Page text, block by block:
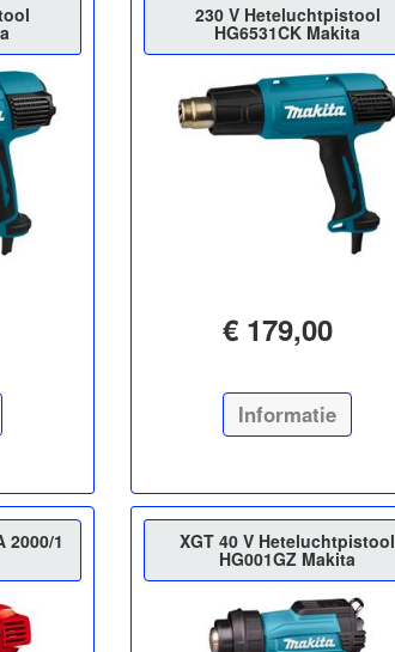
230 V Heteluchtpistool
HG6531CK Makita
€ 179,00
Informatie
2000/1 XGT 40 V Heteluchtpistool
HG001GZ Makita